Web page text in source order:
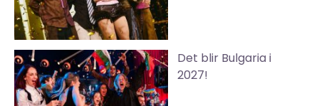
Det blir Bulgaria i
2027!